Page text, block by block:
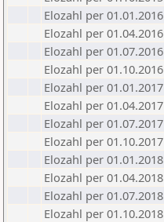
Elozahl per 01.01.2016
Elozahl per 01.04.2016
Elozahl per 01.07.2016
Elozahl per 01.10.2016
Elozahl per 01.01.2017
Elozahl per 01.04.2017
Elozahl per 01.07.2017
Elozahl per 01.10.2017
Elozahl per 01.01.2018
Elozahl per 01.04.2018
Elozahl per 01.07.2018
Elozahl per 01.10.2018